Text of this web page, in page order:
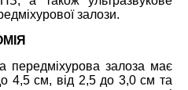
залози.
передміхурова залоза має
4,5 см, від 2,5 до 3,0см та